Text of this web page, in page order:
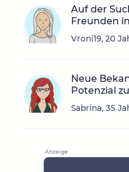
Auf der
Freunden
Vroni19, 20
Neue
Potenzial
Sabrina, 35